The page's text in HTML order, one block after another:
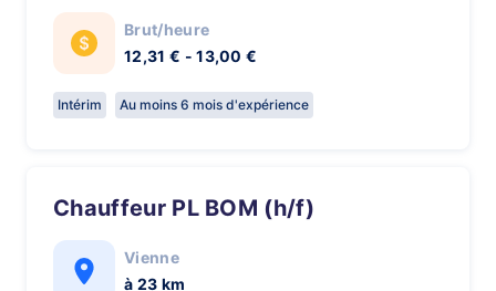
Brut/heure
12,31 € - 13,00 €
Intérim Au moins 6 mois d'expérience
Chauffeur PL BOM (h/f)
Vienne
à 23 km